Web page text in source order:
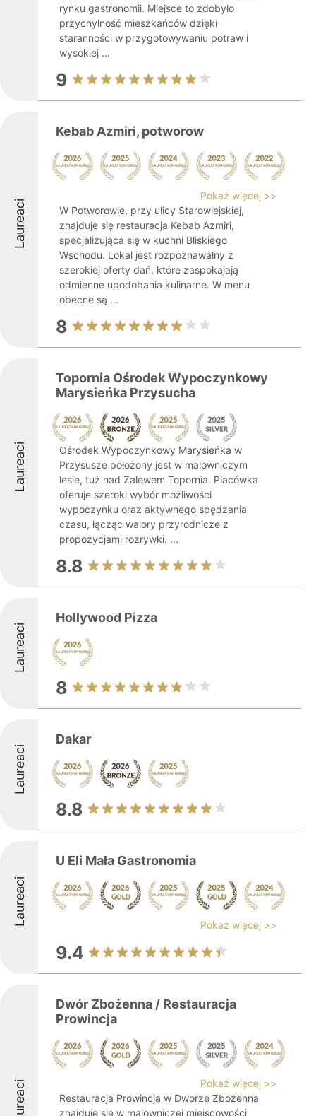
rynku gastronomii. Miejsce to zdobyło
przychylność mieszkańców dzięki
staranności w przygotowywaniu potraw i
wysokiej ...
9
Laureaci
Kebab Azmiri, potworow
Pokaż więcej >>
W Potworowie, przy ulicy Starowiejskiej,
znajduje się restauracja Kebab Azmiri,
specjalizująca się w kuchni Bliskiego
Wschodu. Lokal jest rozpoznawalny z
szerokiej oferty dań, które zaspokajają
odmienne upodobania kulinarne. W menu
obecne są ...
8
Laureaci
Topornia Ośrodek Wypoczynkowy
Marysieńka Przysucha
Ośrodek Wypoczynkowy Marysieńka w
Przysusze położony jest w malowniczym
lesie, tuż nad Zalewem Topornia. Placówka
oferuje szeroki wybór możliwości
wypoczynku oraz aktywnego spędzania
czasu, łącząc walory przyrodnicze z
propozycjami rozrywki. ...
8.8
Laureaci
Hollywood Pizza
8
Laureaci
Dakar
8.8
Laureaci
U Eli Mała Gastronomia
Pokaż więcej >>
9.4
Laureaci
Dwór Zbożenna / Restauracja
Prowincja
Pokaż więcej >>
Restauracja Prowincja w Dworze Zbożenna
znajduje się w malowniczej miejscowości